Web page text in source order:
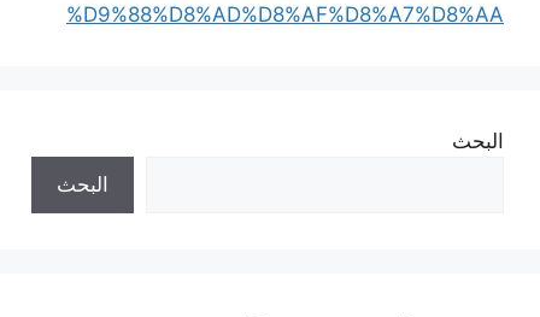
%D9%88%D8%AD%D8%AF%D8%A7%D8%AA
البحث
البحث